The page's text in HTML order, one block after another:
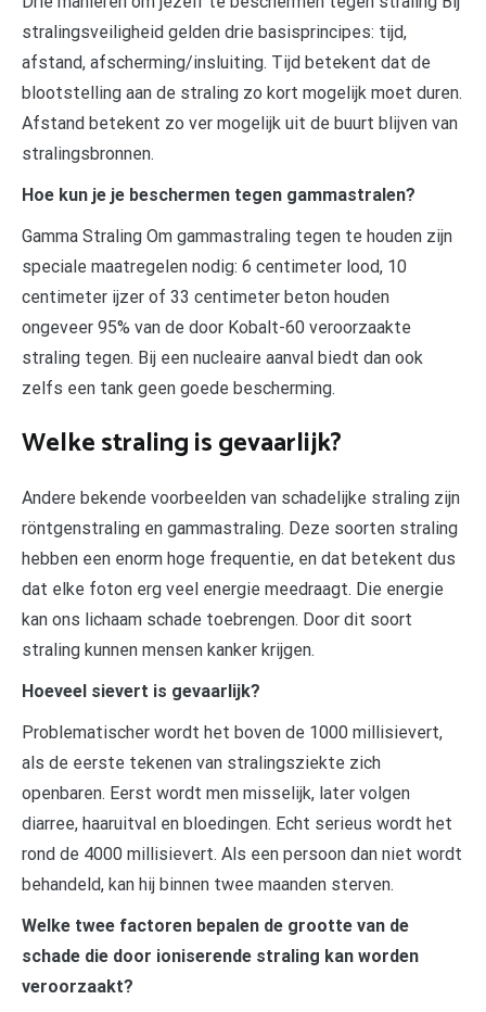
stralingsveiligheid gelden drie basisprincipes: tijd,
afstand, afscherming/insluiting. Tijd betekent dat de
blootstelling aan de straling zo kort mogelijk moet duren.
Afstand betekent zo ver mogelijk uit de buurt blijven van
stralingsbronnen.
Hoe kun je je beschermen tegen gammastralen?
Gamma Straling Om gammastraling tegen te houden zijn
speciale maatregelen nodig: 6 centimeter lood, 10
centimeter ijzer of 33 centimeter beton houden
ongeveer 95% van de door Kobalt-60 veroorzaakte
straling tegen. Bij een nucleaire aanval biedt dan ook
zelfs een tank geen goede bescherming.
Welke straling is gevaarlijk?
Andere bekende voorbeelden van schadelijke straling zijn
röntgenstraling en gammastraling. Deze soorten straling
hebben een enorm hoge frequentie, en dat betekent dus
dat elke foton erg veel energie meedraagt. Die energie
kan ons lichaam schade toebrengen. Door dit soort
straling kunnen mensen kanker krijgen.
Hoeveel sievert is gevaarlijk?
Problematischer wordt het boven de 1000 millisievert,
als de eerste tekenen van stralingsziekte zich
openbaren. Eerst wordt men misselijk, later volgen
diarree, haaruitval en bloedingen. Echt serieus wordt het
rond de 4000 millisievert. Als een persoon dan niet wordt
behandeld, kan hij binnen twee maanden sterven.
Welke twee factoren bepalen de grootte van de
schade die door ioniserende straling kan worden
veroorzaakt?